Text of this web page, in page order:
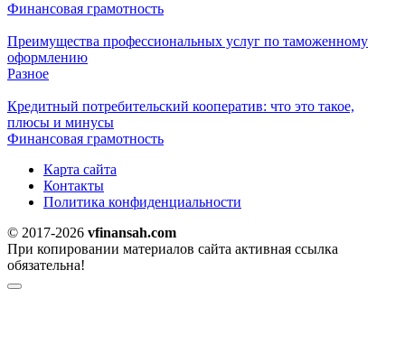
Финансовая грамотность
Преимущества профессиональных услуг по таможенному
оформлению
Разное
Кредитный потребительский кооператив: что это такое,
плюсы и минусы
Финансовая грамотность
Карта сайта
Контакты
Политика конфиденциальности
© 2017-2026 vfinansah.com
При копировании материалов сайта активная ссылка
обязательна!